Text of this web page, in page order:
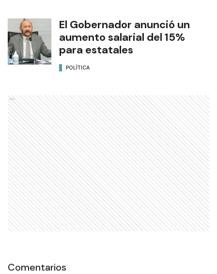
El Gobernador anunció un
aumento salarial del 15%
para estatales
POLÍTICA
Ads
Comentarios